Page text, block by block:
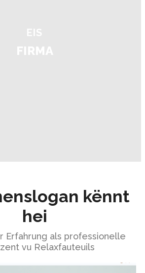
EIS
FIRMA
kënnt
hei
Erfahrung als professionelle
vu Relaxfauteuils